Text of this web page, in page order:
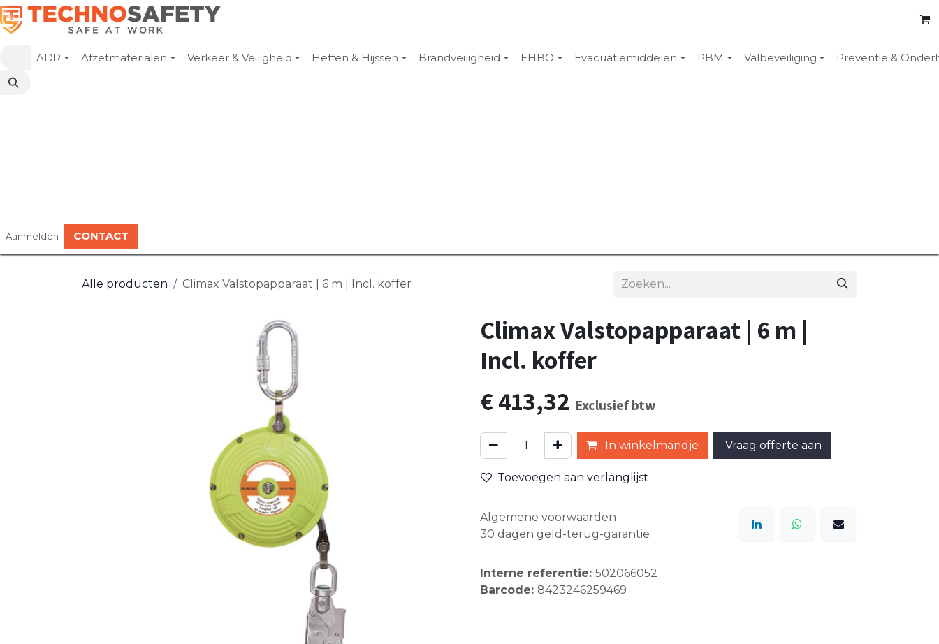
Overslaan naar inhoud
ADR Afzetmaterialen Verkeer & Veiligheid Heffen & Hijssen Brandveiligheid EHBO Evacuatiemiddelen PBM Valbeveiliging Preventie &
Aanmelden CONTACT
Alle producten Climax Valstopapparaat | 6 m | Incl. koffer
Climax Valstopapparaat | 6 m |
Incl. koffer
€413,32 Exclusief btw
In winkelmandje Vraag offerte aan
Toevoegen aan verlanglijst
Algemene voorwaarden
30 dagen geld-terug-garantie
Interne referentie: 502066052
Barcode: 8423246259469